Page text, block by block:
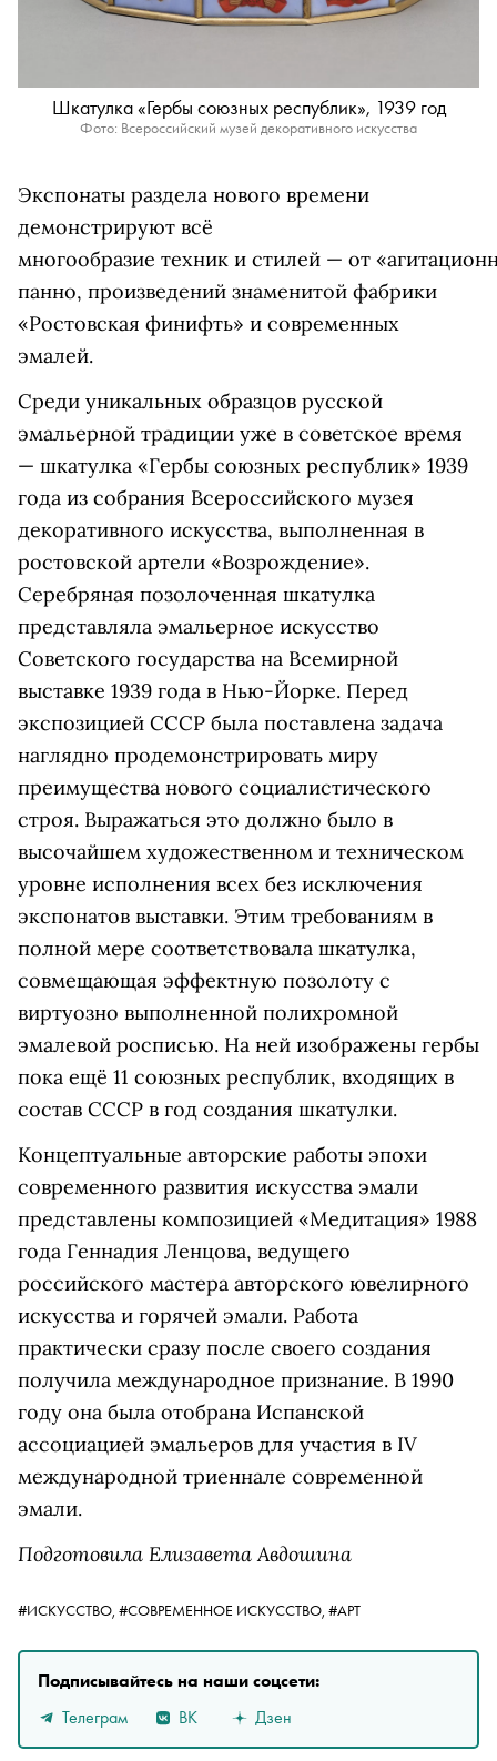
Шкатулка «Гербы союзных республик», 1939 год
Фото: Всероссийский музей декоративного искусства
Экспонаты раздела нового времени
демонстрируют всё
многообразие техник и стилей — от
панно, произведений знаменитой фабрики
«Ростовская финифть» и современных
эмалей.
Среди уникальных образцов русской
эмальерной традиции уже в советское время
— шкатулка «Гербы союзных республик» 1939
года из собрания Всероссийского музея
декоративного искусства, выполненная в
ростовской артели «Возрождение».
Серебряная позолоченная шкатулка
представляла эмальерное искусство
Советского государства на Всемирной
выставке 1939 года в Нью-Йорке. Перед
экспозицией СССР была поставлена задача
наглядно продемонстрировать миру
преимущества нового социалистического
строя. Выражаться это должно было в
высочайшем художественном и техническом
уровне исполнения всех без исключения
экспонатов выставки. Этим требованиям в
полной мере соответствовала шкатулка,
совмещающая эффектную позолоту с
виртуозно выполненной полихромной
эмалевой росписью. На ней изображены гербы
пока ещё 11 союзных республик, входящих в
состав СССР в год создания шкатулки.
Концептуальные авторские работы эпохи
современного развития искусства эмали
представлены композицией «Медитация» 1988
года Геннадия Ленцова, ведущего
российского мастера авторского ювелирного
искусства и горячей эмали. Работа
практически сразу после своего создания
получила международное признание. В 1990
году она была отобрана Испанской
ассоциацией эмальеров для участия в IV
международной триеннале современной
эмали.
Подготовила Елизавета Авдошина
#ИСКУССТВО, #СОВРЕМЕННОЕ ИСКУССТВО, #АРТ
Подписывайтесь на наши соцсети:
Телеграм
ВК Дзен